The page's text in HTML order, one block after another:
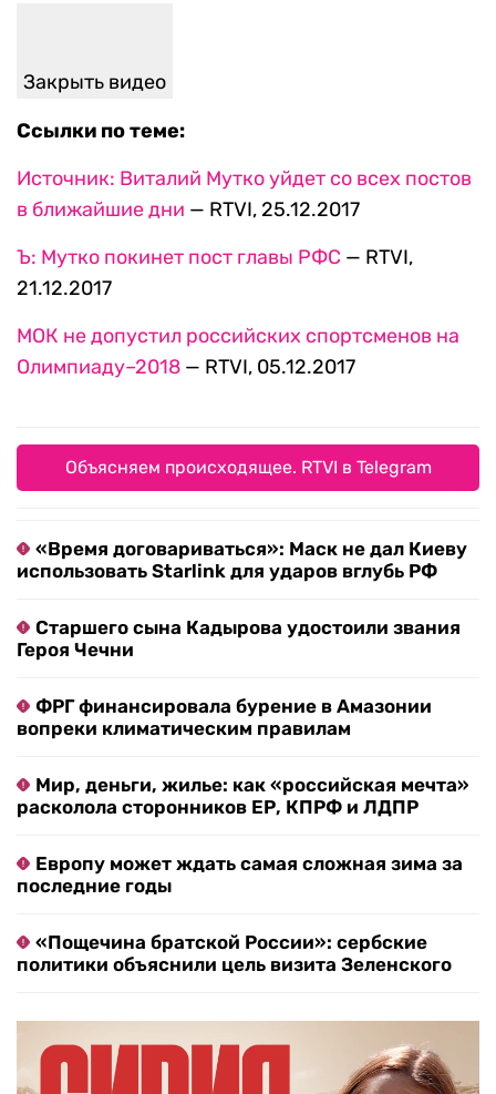
Закрыть видео
Ссылки по теме:
Источник: Виталий Мутко уйдет со всех постов
в ближайшие дни — RTVI, 25.12.2017
Ъ: Мутко покинет пост главы РФС — RTVI,
21.12.2017
МОК не допустил российских спортсменов на
Олимпиаду–2018 — RTVI, 05.12.2017
Объясняем происходящее. RTVI в Telegram
«Время договариваться»: Маск не дал Киеву
использовать Starlink для ударов вглубь РФ
Старшего сына Кадырова удостоили звания
Героя Чечни
ФРГ финансировала бурение в Амазонии
вопреки климатическим правилам
Мир, деньги, жилье: как «российская мечта»
расколола сторонников ЕР, КПРФ и ЛДПР
Европу может ждать самая сложная зима за
последние годы
«Пощечина братской России»: сербские
политики объяснили цель визита Зеленского